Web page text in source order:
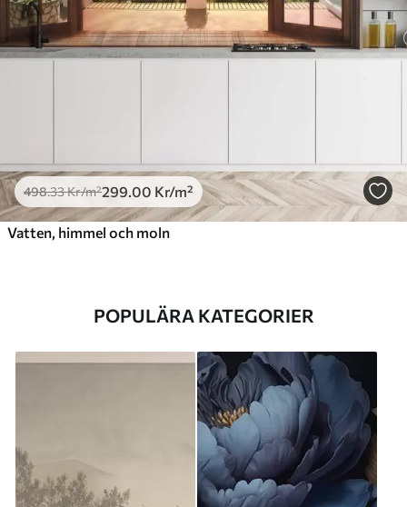
498.33Kr/m²299 .00 Kr/m²
Vatten, himmel och moln
POPULÄRA KATEGORIER